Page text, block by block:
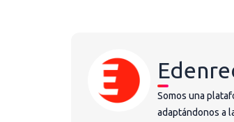
Somos una
adaptándonos a